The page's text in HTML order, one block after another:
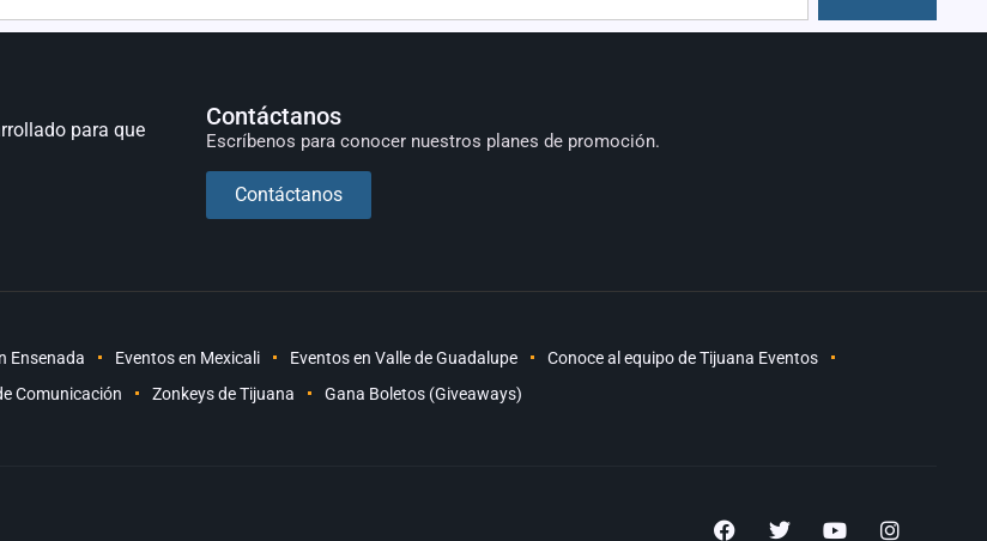
para que
Contáctanos
Escríbenos para conocer nuestros planes de promoción.
Contáctanos
Ensenada Eventos en Mexicali Eventos en Valle de Guadalupe
Conoce al equipo de Tijuana Eventos
Comunicación
Zonkeys de Tijuana Gana Boletos (Giveaways)